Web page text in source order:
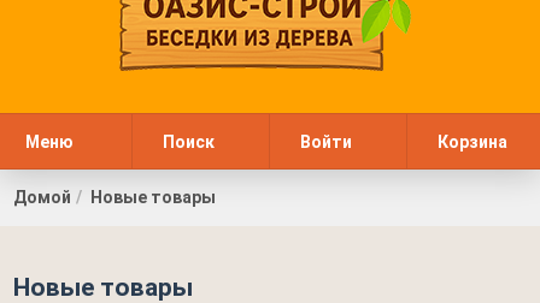
Меню Поиск Войти Корзина
Домой Новые товары
Новые товары